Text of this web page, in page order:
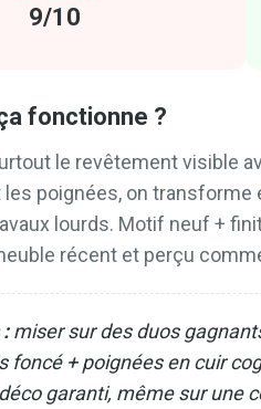
9/10
fonctionne ?
le revêtement visible
poignées, on transforme
lourds. Motif neuf +
récent et perçu
miser sur des duos
foncé + poignées en cuir
garanti, même sur une